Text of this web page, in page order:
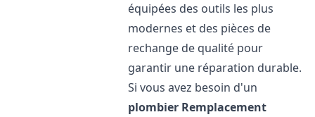
équipées des outils les plus
modernes et des pièces de
rechange de qualité pour
garantir une réparation durable.
Si vous avez besoin d'un
plombier Remplacement